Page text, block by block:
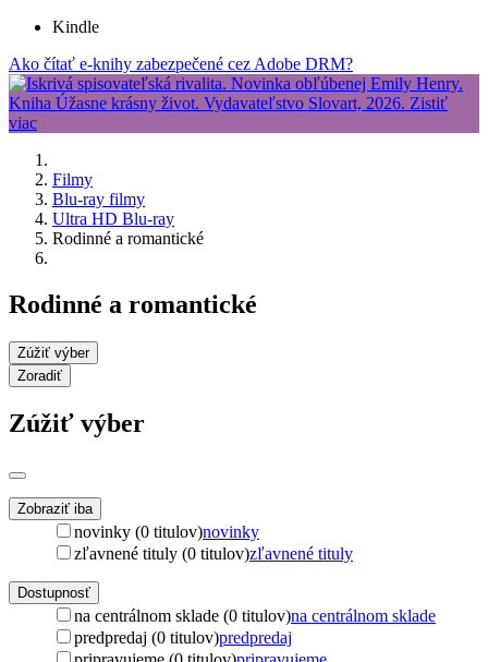
Kindle
Ako čítať e-knihy zabezpečené cez Adobe DRM?
Filmy
Blu-ray filmy
Ultra HD Blu-ray
Rodinné a romantické
Rodinné a romantické
Zúžiť výber
Zoradiť
Zúžiť výber
Zobraziť iba
novinky (0 titulov)novinky
zľavnené tituly (0 titulov)zľavnené tituly
Dostupnosť
na centrálnom sklade (0 titulov)na centrálnom sklade
predpredaj (0 titulov)predpredaj